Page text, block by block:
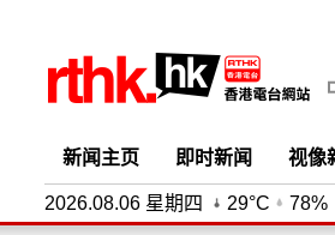
新闻主页 即时新闻 视像
2026.08.06 星期四 29°C 78%